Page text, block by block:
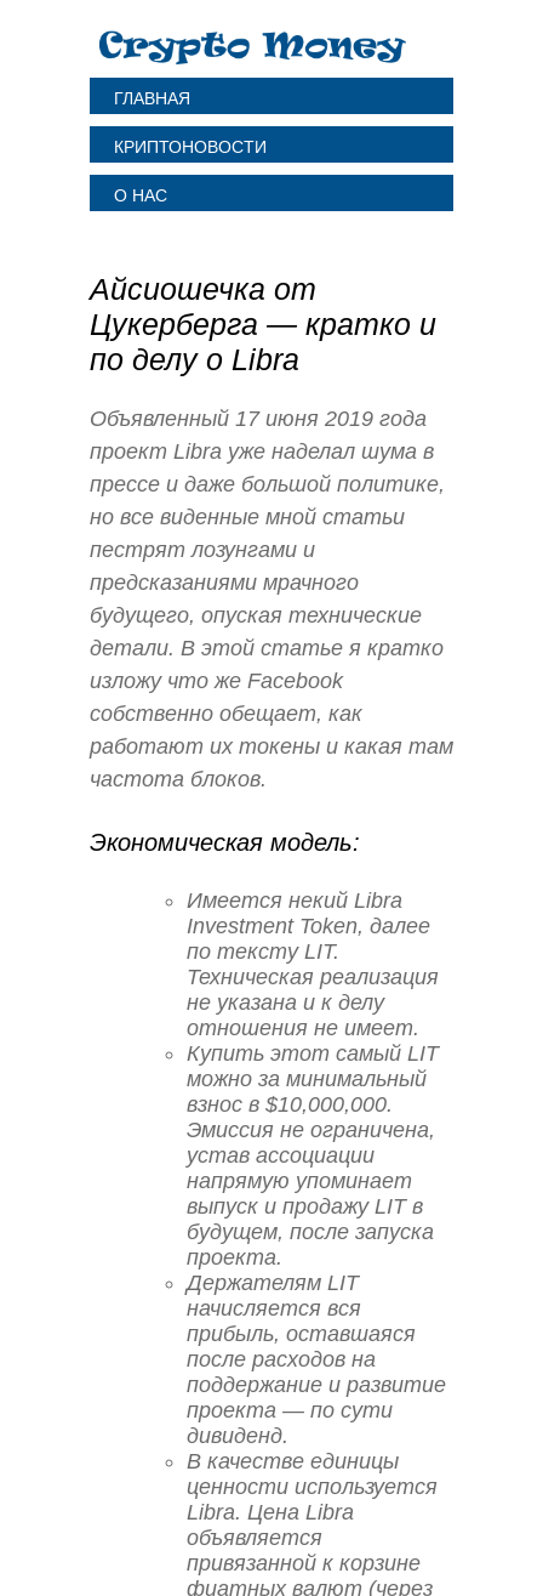
ГЛАВНАЯ
КРИПТОНОВОСТИ
О НАС
Айсиошечка от
Цукерберга — кратко и
по делу о Libra
Объявленный 17 июня 2019 года
проект Libra уже наделал шума в
прессе и даже большой политике,
но все виденные мной статьи
пестрят лозунгами и
предсказаниями мрачного
будущего, опуская технические
детали. В этой статье я кратко
изложу что же Facebook
собственно обещает, как
работают их токены и какая там
частота блоков.
Экономическая модель:
Имеется некий Libra
Investment Token, далее
по тексту LIT.
Техническая реализация
не указана и к делу
отношения не имеет.
Купить этот самый LIT
можно за минимальный
взнос в $10,000,000.
Эмиссия не ограничена,
устав ассоциации
напрямую упоминает
выпуск и продажу LIT в
будущем, после запуска
проекта.
Держателям LIT
начисляется вся
прибыль, оставшаяся
после расходов на
поддержание и развитие
проекта — по сути
дивиденд.
В качестве единицы
ценности используется
Libra. Цена Libra
объявляется
привязанной к корзине
фиатных валют (через